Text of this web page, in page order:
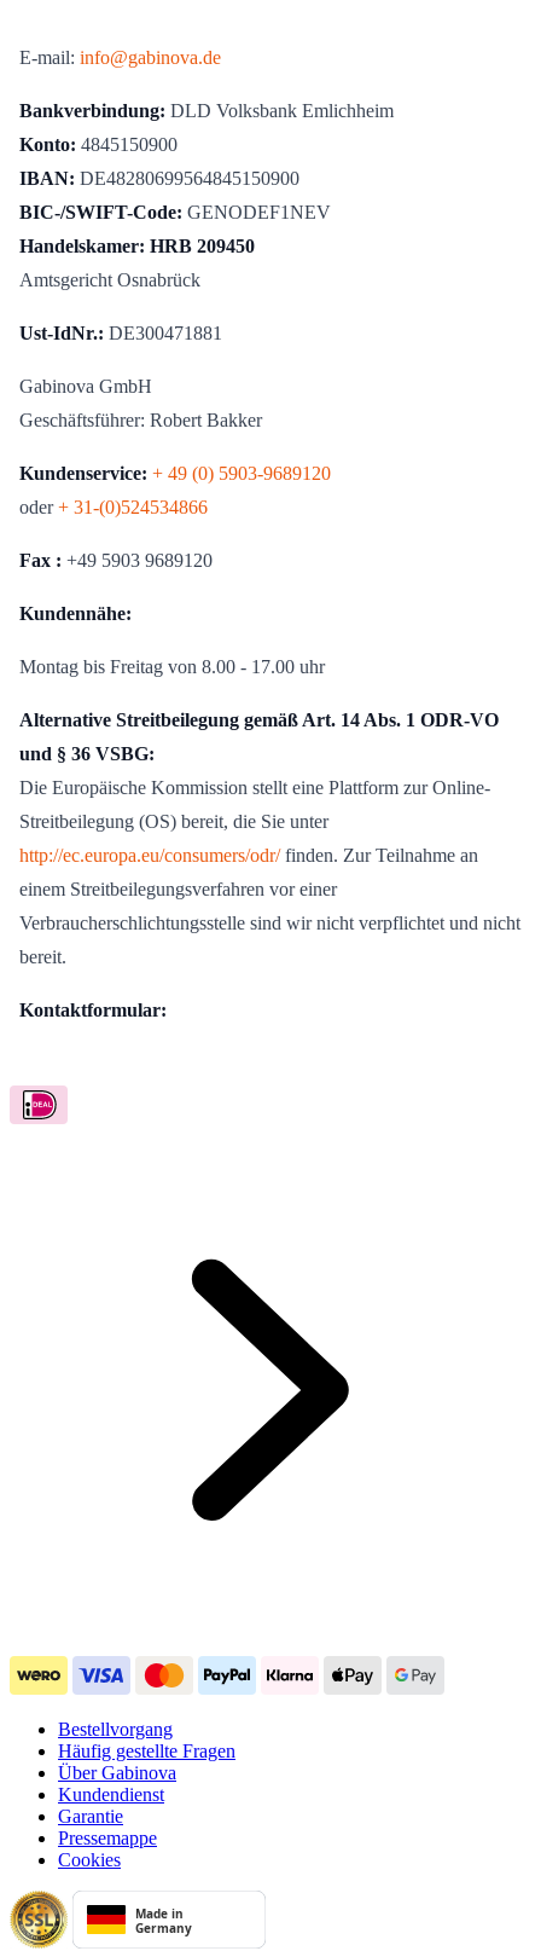
E-mail: info@gabinova.de
Bankverbindung: DLD Volksbank Emlichheim
Konto: 4845150900
IBAN: DE48280699564845150900
BIC-/SWIFT-Code: GENODEF1NEV
Handelskamer: HRB 209450
Amtsgericht Osnabrück
Ust-IdNr.: DE300471881
Gabinova GmbH
Geschäftsführer: Robert Bakker
Kundenservice: + 49 (0) 5903-9689120
oder+ 31-(0)524534866
Fax : +49 5903 9689120
Kundennähe:
Montag bis Freitag von 8.00 - 17.00 uhr
Alternative Streitbeilegung gemäß Art. 14 Abs. 1 ODR-VO
und § 36 VSBG:
Die Europäische Kommission stellt eine Plattform zur Online-
Streitbeilegung (OS) bereit, die Sie unter
http://ec.europa.eu/consumers/odr/finden. Zur Teilnahme an
einem Streitbeilegungsverfahren vor einer
Verbraucherschlichtungsstelle sind wir nicht verpflichtet und nicht
bereit.
Kontaktformular:
Bestellvorgang
Häufig gestellte Fragen
Über Gabinova
Kundendienst
Garantie
Pressemappe
Cookies